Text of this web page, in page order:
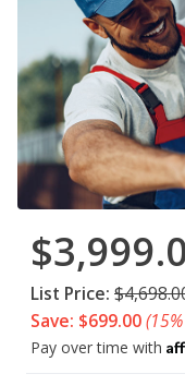
List Price:
Save: $699.00
Pay over time with